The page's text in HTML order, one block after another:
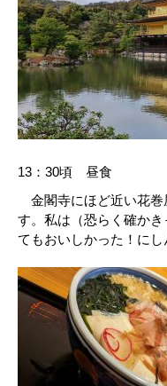
13：30頃 昼食
金閣寺にほど近い花
す。私は（恐らく確か
てもおいしかった！にし